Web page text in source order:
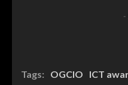
-
Tags: OGCIO ICT